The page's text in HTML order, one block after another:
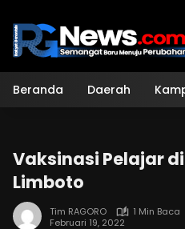
konten
Beranda Daerah
Vaksinasi Pelajar di
Limboto
Tim RAGORO
1 Min Baca
Februari 19, 2022